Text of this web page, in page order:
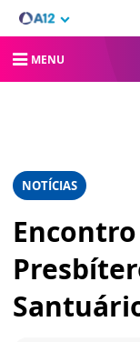
MENU
NOTÍCIAS